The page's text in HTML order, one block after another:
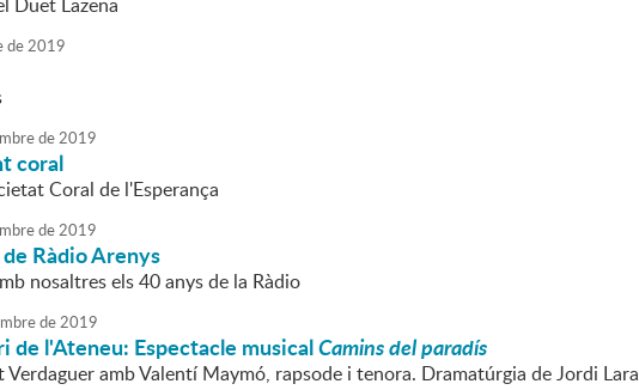
de2019
de2019
coral
Coral de l'Esperança
de2019
Ràdio Arenys
nosaltres els 40 anys de la Ràdio
de2019
de l'Ateneu: Espectacle musicalCamins del paradís
Verdaguer amb Valentí Maymó, rapsode i tenora. Dramatúrgia de Jordi Lara